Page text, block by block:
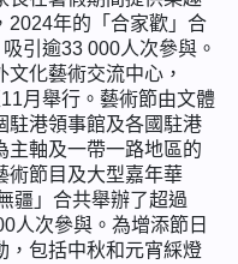
2024年的「合家歡」合
引逾33 000人次參與。
化藝術交流中心，
月舉行。藝術節由文體
駐港領事館及各國駐港
主軸及一帶一路地區的
術節目及大型嘉年華
疆」合共舉辦了超過
人次參與。為增添節日
，包括中秋和元宵綵燈